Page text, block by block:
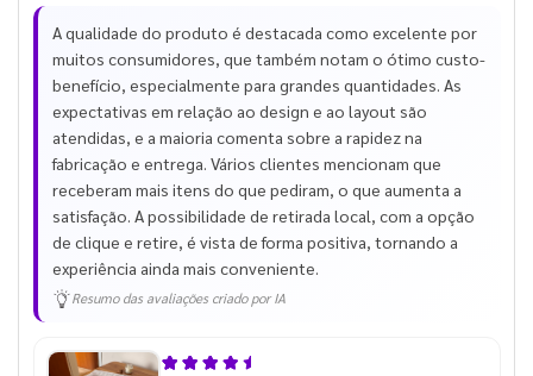
A qualidade do produto é destacada como excelente por
muitos consumidores, que também notam o ótimo custo-
benefício, especialmente para grandes quantidades. As
expectativas em relação ao design e ao layout são
atendidas, e a maioria comenta sobre a rapidez na
fabricação e entrega. Vários clientes mencionam que
receberam mais itens do que pediram, o que aumenta a
satisfação. A possibilidade de retirada local, com a opção
de clique e retire, é vista de forma positiva, tornando a
experiência ainda mais conveniente.
Resumo das avaliações criado por IA